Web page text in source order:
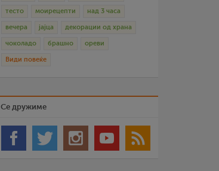
тесто моирецепти над 3 часа
вечера јајца декорации од храна
чоколадо брашно ореви
Види повеќе
Се дружиме